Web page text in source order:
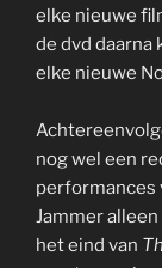
elke nieuwe
de dvd daarna
elke nieuwe
nog wel een
performances
Jammer
het eind van